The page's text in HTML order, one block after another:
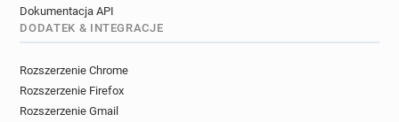
Dokumentacja API
DODATEK & INTEGRACJE
Rozszerzenie Chrome
Rozszerzenie Firefox
Rozszerzenie Gmail